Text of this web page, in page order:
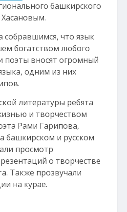
башкирского
собравшимся, что язык
богатством любого
поэты вносят огромный
одним из них
литературы ребята
и творчеством
Рами Гарипова,
башкирском и русском
просмотр
о творчестве
Также прозвучали
на курае.